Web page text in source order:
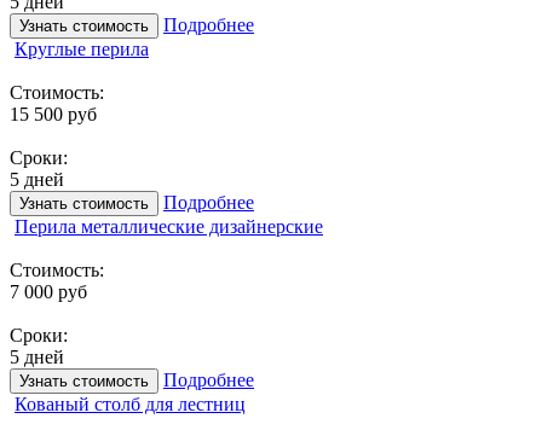
Узнать стоимость
Подробнее
Круглые перила
Стоимость:
15 500 руб
Сроки:
5 дней
Узнать стоимость
Подробнее
Перила металлические дизайнерские
Стоимость:
7 000 руб
Сроки:
5 дней
Узнать стоимость
Подробнее
Кованый столб для лестниц